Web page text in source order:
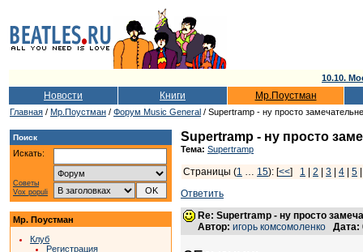
10.10.
Новости Книги Мр.Поустман
Главная / Мр.Поустман / Форум Music General / Supertramp - ну просто
Поиск
Искать:
Советы
Vox populi
Мр. Поустман
Клуб
Регистрация
Supertramp - ну просто
Тема: Supertramp
Страницы (1 … 15): [<<] 1 2 3 4 5
Ответить
Re: Supertramp - ну просто
Автор: игорь комсомоленко Дата: